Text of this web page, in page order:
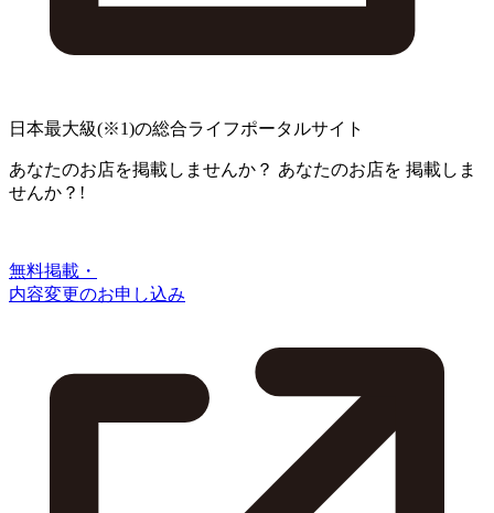
日本最大級(※1)の総合ライフポータルサイト
あなたのお店を掲載しませんか？ あなたのお店を 掲載しま
せんか？!
無料掲載・
内容変更のお申し込み